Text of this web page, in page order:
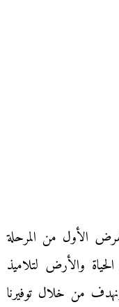
الأول من المرحلة
والأرض لتلاميذ
إعدادي (النموذج 01)، ونهدف من خلال توفيرنا